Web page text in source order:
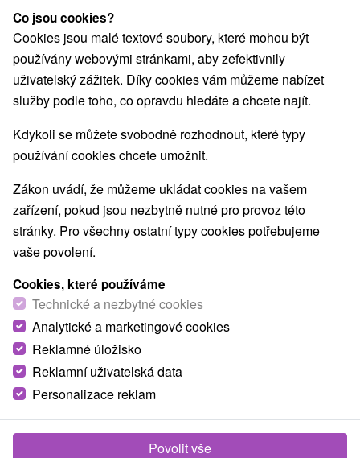
Amfiteátre a kiná v prírode
Pramene(2) Mestské a zámocké parky(1)
Lyžiarske strediská(4) Architektonické stavby (2)
Plte, rafting, splavy (3) Sakrálne miesta(1) Kaštiele(2)
Horské chaty (3) Skanzeny(1)
Jazerá, plesá, vodné nádrže
Hrady, zámky, zrúcaniny(5)
Vyhliadkové veže a chodníky(2)
Botanické záhrady(2) Múzeá a galérie(4)
Turistické atrakcie(15) Adrenalinové atrakcie(1)
Jaskyne(3)
Obce a města
Svätý Anton (1) Dolná Mičiná(1)
Co jsou cookies?
Cookies jsou malé textové soubory, které mohou být
používány webovými stránkami, aby zefektivnily
uživatelský zážitek. Díky cookies vám můžeme nabízet
služby podle toho, co opravdu hledáte a chcete najít.
Kdykoli se můžete svobodně rozhodnout, které typy
používání cookies chcete umožnit.
Zákon uvádí, že můžeme ukládat cookies na vašem
zařízení, pokud jsou nezbytně nutné pro provoz této
stránky. Pro všechny ostatní typy cookies potřebujeme
vaše povolení.
Cookies, které používáme
Technické a nezbytné cookies
Analytické a marketingové cookies
Reklamné úložisko
Reklamní uživatelská data
Personalizace reklam
Povolit vše